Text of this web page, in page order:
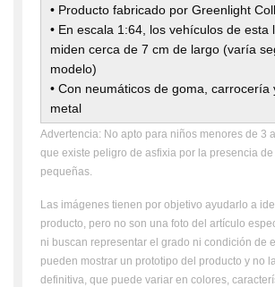
• Producto fabricado por Greenlight
• En escala 1:64, los vehículos de esta
miden cerca de 7 cm de largo (varía
modelo)
• Con neumáticos de goma, carrocería
metal
Advertencia: No apto para niños menores de 3
que existe peligro de asfixia por la presencia
pequeñas.
Las imágenes tienen por objetivo ayudarlo a
producto, pero no son una foto del artículo
ni buscan representar el grado ni condición de
pueden mostrar un prototipo del producto y no
definitiva, que puede variar en colores,